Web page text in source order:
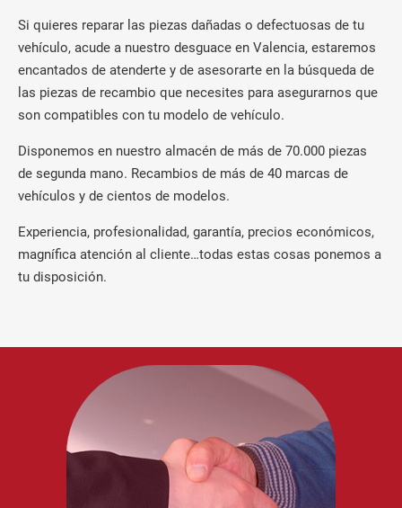
Si quieres reparar las piezas dañadas o defectuosas de tu
vehículo, acude a nuestro desguace en Valencia, estaremos
encantados de atenderte y de asesorarte en la búsqueda de
las piezas de recambio que necesites para asegurarnos que
son compatibles con tu modelo de vehículo.
Disponemos en nuestro almacén de más de 70.000 piezas
de segunda mano. Recambios de más de 40 marcas de
vehículos y de cientos de modelos.
Experiencia, profesionalidad, garantía, precios económicos,
magnífica atención al cliente…todas estas cosas ponemos a
tu disposición.